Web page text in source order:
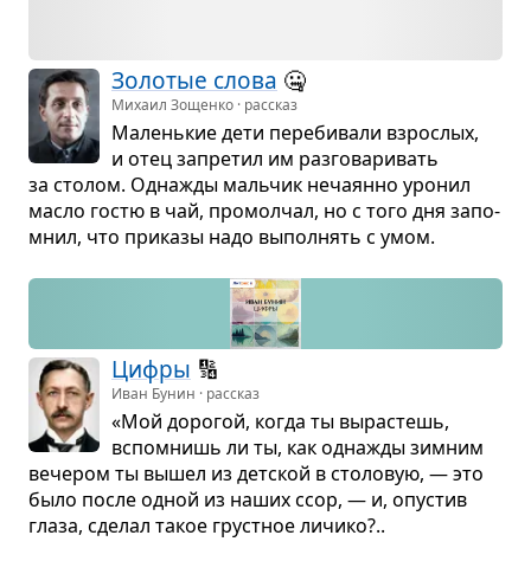
Золо­тые слова 🤐
Михаил Зощенко · рассказ
Малень­кие дети пере­би­вали взрос­лых,
и отец запре­тил им раз­го­ва­ри­вать
за сто­лом. Одна­жды маль­чик неча­янно уро­нил
масло гостю в чай, про­мол­чал, но с того дня запо­
мнил, что при­казы надо выпол­нять с умом.
Цифры 🔢
Иван Бунин · рассказ
«Мой доро­гой, когда ты выра­стешь,
вспо­мнишь ли ты, как одна­жды зим­ним
вече­ром ты вышел из дет­ской в сто­ло­вую, — это
было после одной из наших ссор, — и, опу­стив
глаза, сде­лал такое груст­ное личико?..